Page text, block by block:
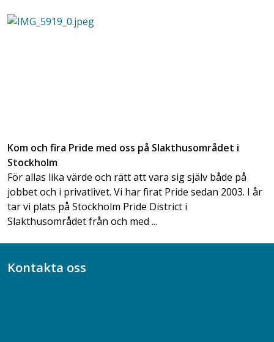
Kom och fira Pride med oss på Slakthusområdet i
Stockholm
För allas lika värde och rätt att vara sig själv både på
jobbet och i privatlivet. Vi har firat Pride sedan 2003. I år
tar vi plats på Stockholm Pride District i
Slakthusområdet från och med ...
Kontakta oss